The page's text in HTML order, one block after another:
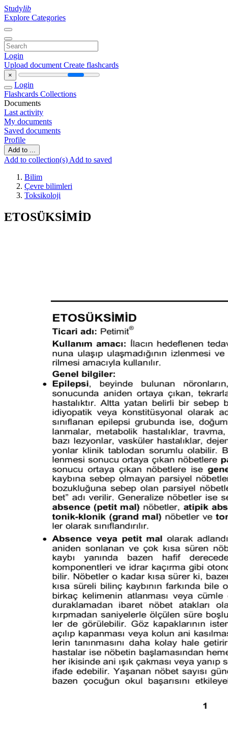
Studylib
Explore Categories
Login
Upload document Create flashcards
×
Login
Flashcards Collections
Documents
Last activity
My documents
Saved documents
Profile
Add to ...
Add to collection(s) Add to saved
Bilim
Çevre bilimleri
Toksikoloji
ETOSÜKSİMİD